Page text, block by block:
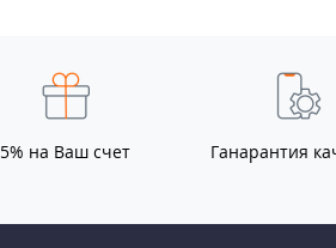
5% на Ваш счет Ганарантия